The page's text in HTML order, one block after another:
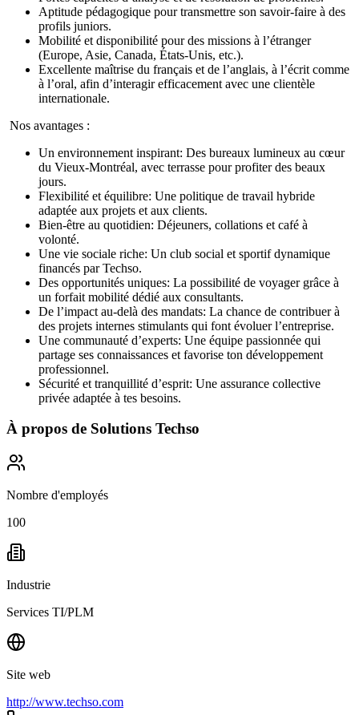
Aptitude pédagogique pour transmettre son savoir-faire à des
profils juniors.
Mobilité et disponibilité pour des missions à l’étranger
(Europe, Asie, Canada, États-Unis, etc.).
Excellente maîtrise du français et de l’anglais, à l’écrit comme
à l’oral, afin d’interagir efficacement avec une clientèle
internationale.
Nos avantages :
Un environnement inspirant: Des bureaux lumineux au cœur
du Vieux-Montréal, avec terrasse pour profiter des beaux
jours.
Flexibilité et équilibre: Une politique de travail hybride
adaptée aux projets et aux clients.
Bien-être au quotidien: Déjeuners, collations et café à
volonté.
Une vie sociale riche: Un club social et sportif dynamique
financés par Techso.
Des opportunités uniques: La possibilité de voyager grâce à
un forfait mobilité dédié aux consultants.
De l’impact au-delà des mandats: La chance de contribuer à
des projets internes stimulants qui font évoluer l’entreprise.
Une communauté d’experts: Une équipe passionnée qui
partage ses connaissances et favorise ton développement
professionnel.
Sécurité et tranquillité d’esprit: Une assurance collective
privée adaptée à tes besoins.
À propos de Solutions Techso
Nombre d'employés
100
Industrie
Services TI/PLM
Site web
http://www.techso.com